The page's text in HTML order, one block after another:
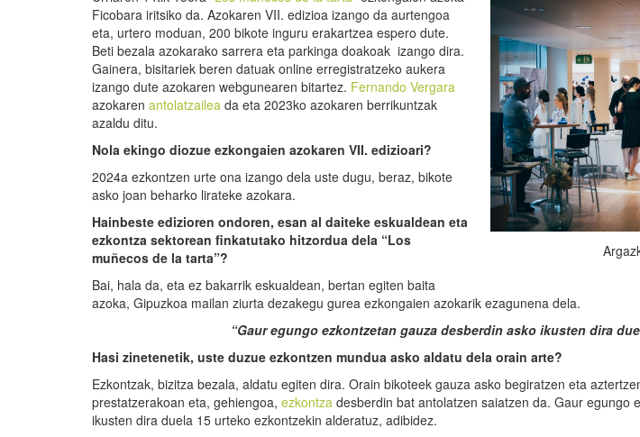
Ficobara iritsiko da. Azokaren VII. edizioa izango da aurtengoa
eta, urtero moduan, 200 bikote inguru erakartzea espero dute.
Beti bezala azokarako sarrera eta parkinga doakoak izango dira.
Gainera, bisitariek beren datuak online erregistratzeko aukera
izango dute azokaren webgunearen bitartez. Fernando Vergara
azokaren antolatzailea da eta 2023ko azokaren berrikuntzak
azaldu ditu.
Nola ekingo diozue ezkongaien azokaren VII. edizioari?
2024a ezkontzen urte ona izango dela uste dugu, beraz, bikote
asko joan beharko lirateke azokara.
Hainbeste edizioren ondoren, esan al daiteke eskualdean eta
ezkontza sektorean finkatutako hitzordua dela “Los
muñecos de la tarta”?
Bai, hala da, eta ez bakarrik eskualdean, bertan egiten baita
azoka, Gipuzkoa mailan ziurta dezakegu gurea ezkongaien azokarik ezagunena dela.
“Gaur egungo ezkontzetan gauza desberdin asko ikusten dira
Hasi zinetenetik, uste duzue ezkontzen mundua asko aldatu dela orain arte?
Ezkontzak, bizitza bezala, aldatu egiten dira. Orain bikoteek gauza asko begiratzen eta
prestatzerakoan eta, gehiengoa, ezkontza desberdin bat antolatzen saiatzen da. Gaur egungo
ikusten dira duela 15 urteko ezkontzekin alderatuz, adibidez.